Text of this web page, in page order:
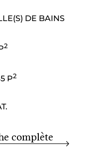
DE BAINS
2
P2
complète